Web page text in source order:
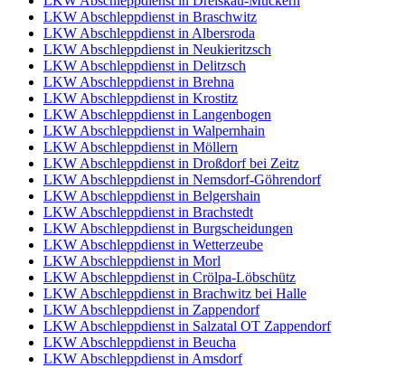
LKW Abschleppdienst in Braschwitz
LKW Abschleppdienst in Albersroda
LKW Abschleppdienst in Neukieritzsch
LKW Abschleppdienst in Delitzsch
LKW Abschleppdienst in Brehna
LKW Abschleppdienst in Krostitz
LKW Abschleppdienst in Langenbogen
LKW Abschleppdienst in Walpernhain
LKW Abschleppdienst in Möllern
LKW Abschleppdienst in Droßdorf bei Zeitz
LKW Abschleppdienst in Nemsdorf-Göhrendorf
LKW Abschleppdienst in Belgershain
LKW Abschleppdienst in Brachstedt
LKW Abschleppdienst in Burgscheidungen
LKW Abschleppdienst in Wetterzeube
LKW Abschleppdienst in Morl
LKW Abschleppdienst in Crölpa-Löbschütz
LKW Abschleppdienst in Brachwitz bei Halle
LKW Abschleppdienst in Zappendorf
LKW Abschleppdienst in Salzatal OT Zappendorf
LKW Abschleppdienst in Beucha
LKW Abschleppdienst in Amsdorf